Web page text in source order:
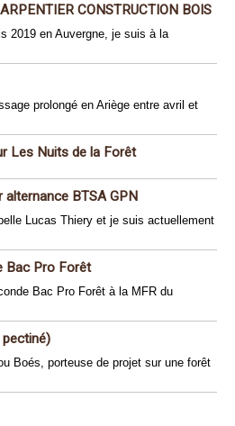
CONSTRUCTION BOIS
2019 en Auvergne, je suis à la
prolongé en Ariège entre avril et
Les Nuits de la Forêt
BTSA GPN
Lucas Thiery et je suis actuellement
Bac Pro Forêt
Bac Pro Forêt à la MFR du
Boés, porteuse de projet sur une forêt